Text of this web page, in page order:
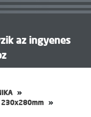
az ingyenes
230x280mm